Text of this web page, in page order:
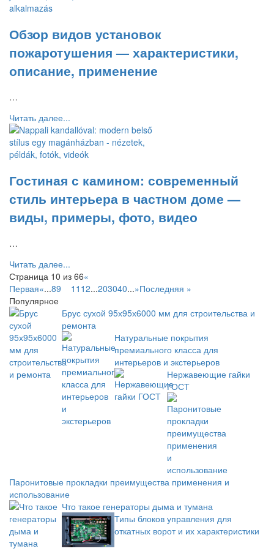
Обзор видов установок
пожаротушения — характеристики,
описание, применение
…
Читать далее...
Гостиная с камином: современный
стиль интерьера в частном доме —
виды, примеры, фото, видео
…
Читать далее...
Страница 10 из 66«
Первая«...89 11 12...203040...»Последняя »
Популярное
Брус сухой 95х95х6000 мм для строительства и
ремонта
Натуральные покрытия
премиального класса для
интерьеров и экстерьеров
Нержавеющие гайки
ГОСТ
Паронитовые прокладки преимущества применения и
использование
Что такое генераторы дыма и тумана
Типы блоков управления для
откатных ворот и их характеристики